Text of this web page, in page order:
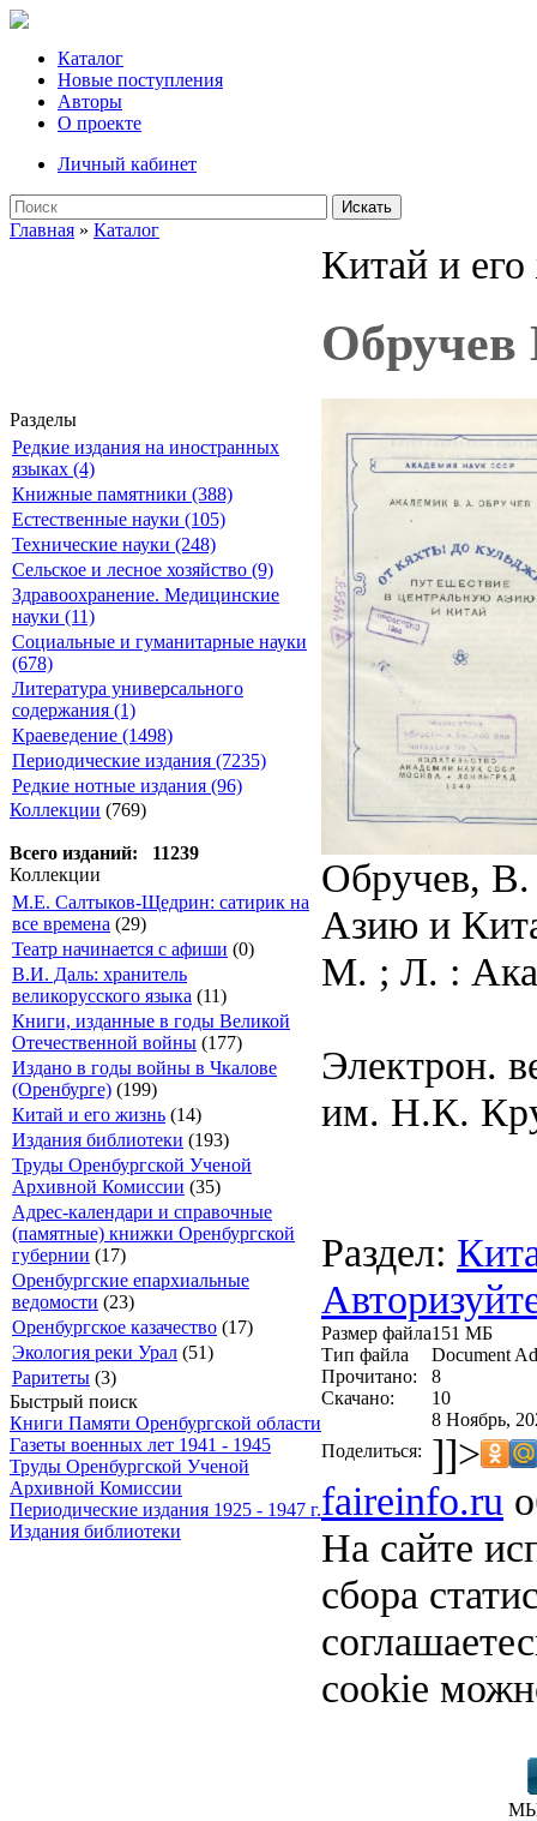
Каталог
Новые поступления
Авторы
О проекте
Личный кабинет
Искать
Главная » Каталог
Разделы
Редкие издания на иностранных
языках (4)
Книжные памятники (388)
Естественные науки (105)
Технические науки (248)
Сельское и лесное хозяйство (9)
Здравоохранение. Медицинские
науки (11)
Социальные и гуманитарные науки
(678)
Литература универсального
содержания (1)
Краеведение (1498)
Периодические издания (7235)
Редкие нотные издания (96)
Коллекции (769)
Всего изданий: 11239
Коллекции
М.Е. Салтыков-Щедрин: сатирик на
все времена (29)
Театр начинается с афиши (0)
В.И. Даль: хранитель
великорусского языка (11)
Книги, изданные в годы Великой
Отечественной войны (177)
Издано в годы войны в Чкалове
(Оренбурге) (199)
Китай и его жизнь (14)
Издания библиотеки (193)
Труды Оренбургской Ученой
Архивной Комиссии (35)
Адрес-календари и справочные
(памятные) книжки Оренбургской
губернии (17)
Оренбургские епархиальные
ведомости (23)
Оренбургское казачество (17)
Экология реки Урал (51)
Раритеты (3)
Быстрый поиск
Книги Памяти Оренбургской области
Газеты военных лет 1941 - 1945
Труды Оренбургской Ученой
Архивной Комиссии
Периодические издания 1925 - 1947 г.
Издания библиотеки
Китай и
Обручев,
Азию и
М. ; Л. :
Электрон.
им. Н.К.
Раздел:
Размер файла151 МБ
Тип файла
Document
Прочитано:
8
Скачано:
10
8 Ноябрь,
Поделиться: ]]>
faireinfo.ru
На сайте
сбора
cookie